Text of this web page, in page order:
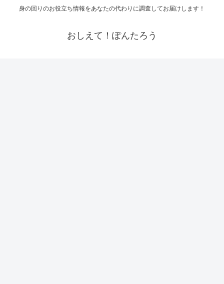
身の回りのお役立ち情報をあなたの代わりに調査してお届けします！
おしえて！ぽんたろう